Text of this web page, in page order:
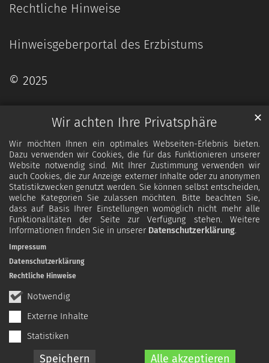
Wir achten Ihre Privatsphäre
Wir möchten Ihnen ein optimales Webseiten-Erlebnis bieten.
Dazu verwenden wir Cookies, die für das Funktionieren unserer
Website notwendig sind. Mit Ihrer Zustimmung verwenden wir
auch Cookies, die zur Anzeige externer Inhalte oder zu anonymen
Statistikzwecken genutzt werden. Sie können selbst entscheiden,
welche Kategorien Sie zulassen möchten. Bitte beachten Sie,
dass auf Basis Ihrer Einstellungen womöglich nicht mehr alle
Funktionalitäten der Seite zur Verfügung stehen. Weitere
Informationen finden Sie in unserer Datenschutzerklärung.
Notwendig
Externe Inhalte
Statistiken
Speichern Alle akzeptieren
✕
Impressum
Datenschutzerklärung
Rechtliche Hinweise
Rechtliche Hinweise
Hinweisgeberportal des Erzbistums
© 2025